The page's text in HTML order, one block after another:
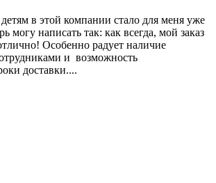
в этой компании стало для меня уже
могу написать так: как всегда, мой заказ
Особенно радует наличие
и возможность
доставки....